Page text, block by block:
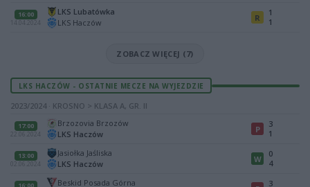
16:00
14.04.2024
LKS Lubatówka
LKS Haczów
R
1
1
ZOBACZ WIĘCEJ (7)
LKS HACZÓW - OSTATNIE MECZE NA WYJEZDZIE
2023/2024 · KROSNO > KLASA A, GR. II
17:00
22.06.2024
Brzozovia Brzozów
LKS Haczów
P
3
1
13:00
02.06.2024
Jasiołka Jaśliska
LKS Haczów
W
0
4
16:00
Beskid Posada Górna
3